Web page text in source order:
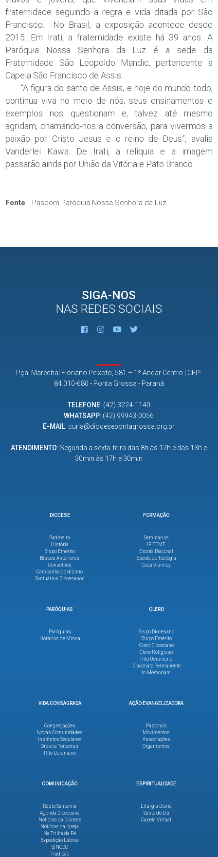
fraternidade seguindo a regra e vida ditada por São
Francisco. No Brasil, a exposição acontece desde
2015. Em Irati, a fraternidade existe há 39 anos. A
Paróquia Nossa Senhora da Luz é a sede da
Fraternidade São Leopoldo Mandic, pertencente a
Capela São Francisco de Assis.
“A figura do santo de Assis, e hoje do mundo todo,
continua viva no meio de nós; seus ensinamentos e
exemplos nos questionam e, talvez até mesmo
agridam, chamando-nos a conversão, para vivermos a
paixão por Cristo Jesus e o reino de Deus”, avalia
Vanderlei Kawa. De Irati, a relíquia e a imagem
passarão ainda por União da Vitória e Pato Branco.
Fonte Pascom Paróquia Nossa Senhora da Luz
SIGA-NOS
NAS REDES SOCIAIS
Pça. Marechal Floriano Peixoto, 581 – 1º Andar Centro | CEP:
84.010-680 - Ponta Grossa - Paraná
TELEFONE: (42) 3224-1140
WHATSAPP: (42) 99943-0056
E-MAIL: curia@diocesepontagrossa.org.br
ATENDIMENTO: Segunda a sexta-feira das 8h às 12h e das 13h e
30min às 17h e 30min
DIOCESE
Padroeira
História
Bispo Emérito
Bispos Anteriores
Conselhos
Campanha do dízimo
Santuários Diocesanos
FORMAÇÃO
Seminários
IFITEME
Escola Diaconal
Escola de Teologia
Casa Vianney
PARÓQUIAS
Paróquias
Horários de Missa
CLERO
Bispo Diocesano
Bispo Emérito
Clero Diocesano
Clero Religioso
Rito Ucraniano
Diaconato Permanente
In Memoriam
VIDA CONSAGRADA
Congregações
Novas Comunidades
Institutos Seculares
Ordens Terceiras
Rito Ucraniano
AÇÃO EVANGELIZADORA
Pastorais
Movimentos
Associações
Organismos
COMUNICAÇÃO
Rádio Santanna
Agenda Diocesana
Notícias da Diocese
Notícias da Igreja
Na Trilha da Fé
Expedição Lábrea
SINODO
Tradição
ESPIRITUALIDADE
Liturgia Diária
Santo do Dia
Capela Virtual